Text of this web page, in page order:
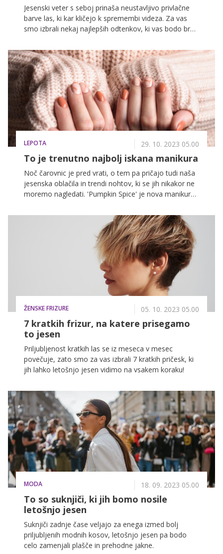
Jesenski veter s seboj prinaša neustavljivo privlačne
barve las, ki kar kličejo k spremembi videza. Za vas
smo izbrali nekaj najlepših odtenkov, ki vas bodo brez
LEPOTA 29. 10. 2023 05.00
To je trenutno najbolj iskana manikura
Noč čarovnic je pred vrati, o tem pa pričajo tudi naša
jesenska oblačila in trendi nohtov, ki se jih nikakor ne
moremo nagledati. 'Pumpkin Spice' je nova manikura,
ženska!
ŽENSKE FRIZURE 05. 10. 2023 05.00
7 kratkih frizur, na katere prisegamo
to jesen
Priljubljenost kratkih las se iz meseca v mesec
povečuje, zato smo za vas izbrali 7 kratkih pričesk, ki
jih lahko letošnjo jesen vidimo na vsakem koraku!
MODA 18. 09. 2023 05.00
To so suknjiči, ki jih bomo nosile
letošnjo jesen
Suknjiči zadnje čase veljajo za enega izmed bolj
priljubljenih modnih kosov, letošnjo jesen pa bodo
celo zamenjali plašče in prehodne jakne.